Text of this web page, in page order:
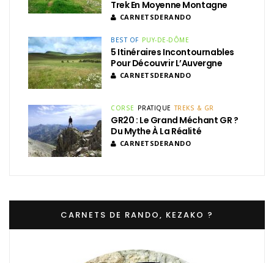
Trek En Moyenne Montagne
CARNETSDERANDO
BEST OF PUY-DE-DÔME
5 Itinéraires Incontournables
Pour Découvrir L’Auvergne
CARNETSDERANDO
CORSE PRATIQUE TREKS & GR
GR20 : Le Grand Méchant GR ?
Du Mythe À La Réalité
CARNETSDERANDO
CARNETS DE RANDO, KEZAKO ?